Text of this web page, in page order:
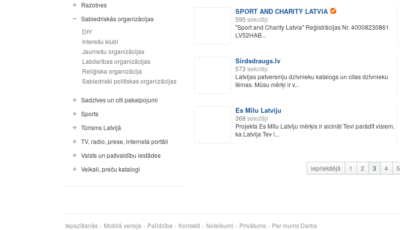
Ražotnes
Sabiedriskās organizācijas
DIY
Interešu klubi
Jauniešu organizācijas
Labdarības organizācijas
Reliģiska organizācija
Sabiedriski politiskas organizācijas
Sadzīves un citi pakalpojumi
Sports
Tūrisms Latvijā
TV, radio, prese, interneta portāli
Valsts un pašvaldību iestādes
Veikali, preču katalogi
SPORT AND CHARITY LATVIA
595 sekotāji
"Sport and Charity Latvia" Reģistrācijas Nr. 40008230861
LV52HAB...
Sirdsdraugs.lv
573 sekotāji
Latvijas patversmju dzīvnieku katalogs un citas dzīvnieku
tēmas. Mūsu mērķi ir v...
Es Mīlu Latviju
368 sekotāji
Projekta Es Mīlu Latviju mērķis ir aicināt Tevi parādīt visiem,
ka Latvija Tev i...
iepriekšējā 1 2 3 4 5
Iepazīšanās Mobilā versija Palīdzība Kontakti Noteikumi Privātums Par mums Darbs